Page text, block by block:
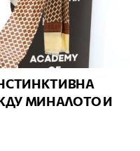
МИНАЛОТО И